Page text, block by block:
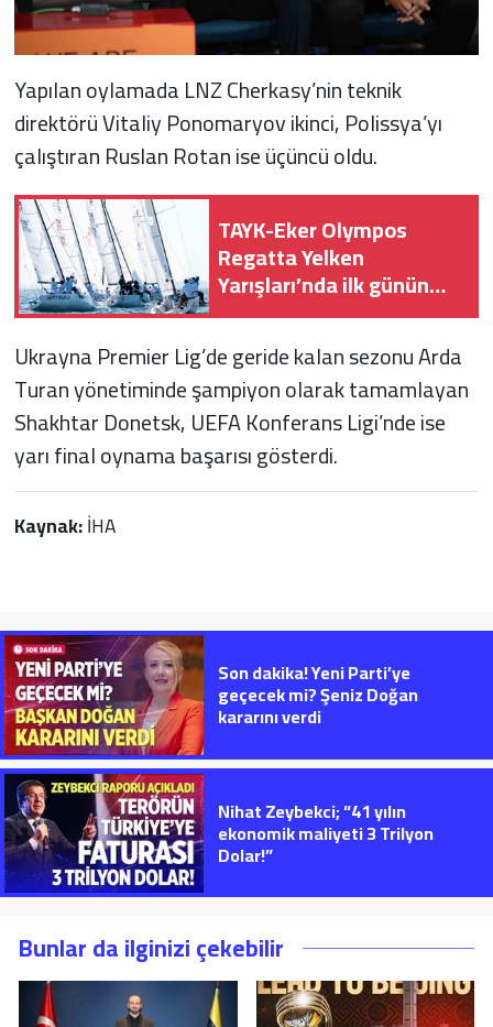
Yapılan oylamada LNZ Cherkasy’nin teknik
direktörü Vitaliy Ponomaryov ikinci, Polissya’yı
çalıştıran Ruslan Rotan ise üçüncü oldu.
TAYK-Eker Olympos
Regatta Yelken
Yarışları’nda ilk günün
sonuçları belli oldu
Ukrayna Premier Lig’de geride kalan sezonu Arda
Turan yönetiminde şampiyon olarak tamamlayan
Shakhtar Donetsk, UEFA Konferans Ligi’nde ise
yarı final oynama başarısı gösterdi.
Kaynak:İHA
Son dakika! Yeni Parti’ye
geçecek mi? Şeniz Doğan
kararını verdi
Nihat Zeybekci; “41 yılın
ekonomik maliyeti 3 Trilyon
Dolar!”
Bunlar da ilginizi çekebilir